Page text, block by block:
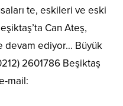
te, eskileri ve eski
Can Ateş,
devam ediyor… Büyük
2601786 Beşiktaş
mail: